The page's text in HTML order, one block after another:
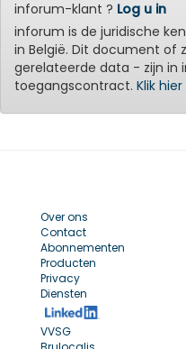
inforum-klant ? Log u in
inforum is de juridische
in België. Dit document of
gerelateerde data - zijn in
toegangscontract. Klik
Over ons
Contact
Abonnementen
Producten
Privacy
Diensten
VVSG